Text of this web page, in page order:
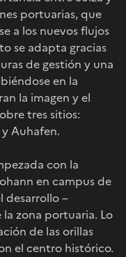
portuarias, que
a los nuevos flujos
se adapta gracias
de gestión y una
en la
la imagen y el
tres sitios:
Auhafen.
con la
en campus de
desarrollo –
zona portuaria. Lo
de las orillas
el centro histórico.